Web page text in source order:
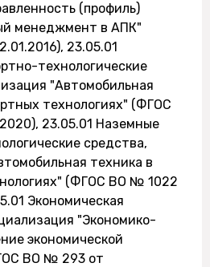
(профиль)
менеджмент в АПК"
23.05.01
технологические
"Автомобильная
технологиях" (ФГОС
23.05.01 Наземные
средства,
техника в
(ФГОС ВО № 1022
Экономическая
"Экономико-
экономической
ВО № 293 от